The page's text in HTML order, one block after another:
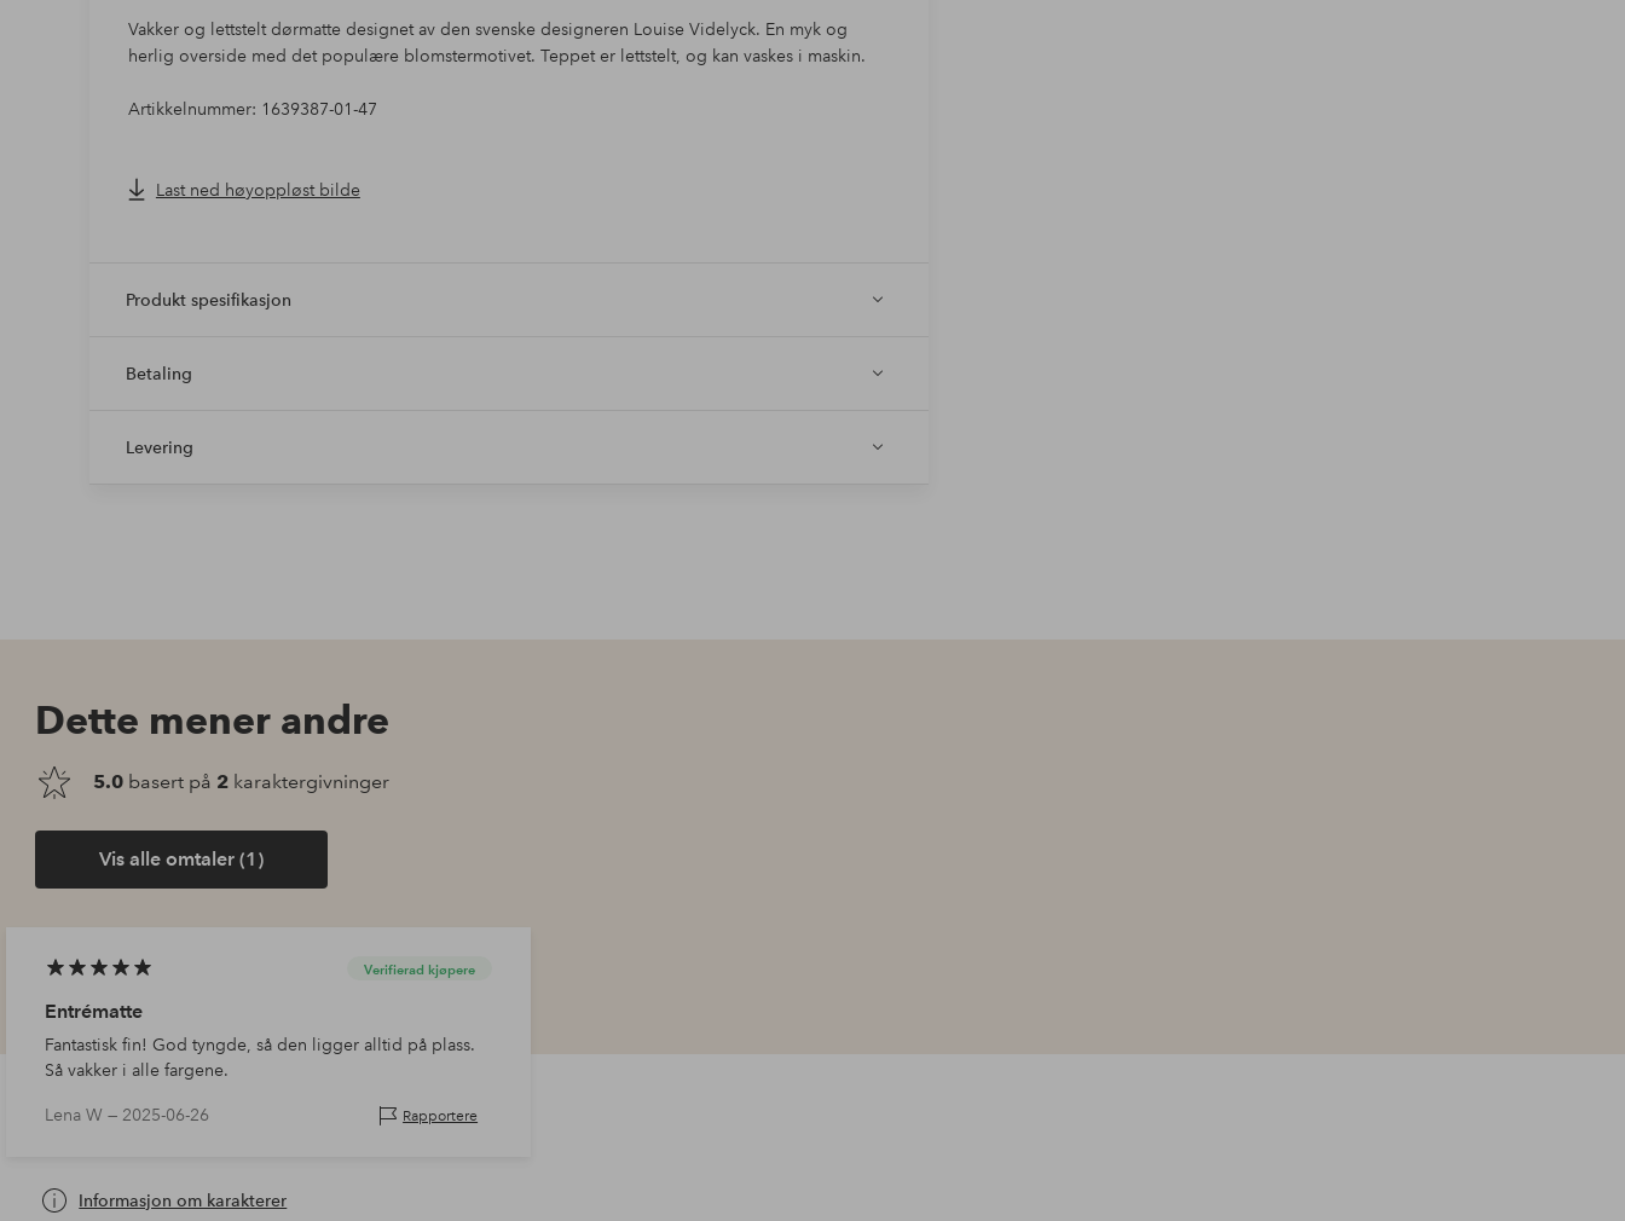
Vakker og lettstelt dørmatte designet av den svenske designeren Louise Videlyck. En myk og
herlig overside med det populære blomstermotivet. Teppet er lettstelt, og kan vaskes i maskin.
Artikkelnummer: 1639387-01-47
Last ned høyoppløst bilde
Produkt spesifikasjon
Betaling
Levering
Dette mener andre
5.0 basert på 2 karaktergivninger
Vis alle omtaler (1)
Verifierad kjøpere
Entrématte
Fantastisk fin! God tyngde, så den ligger alltid på plass.
Så vakker i alle fargene.
Lena W —2025-06-26 Rapportere
Informasjon om karakterer